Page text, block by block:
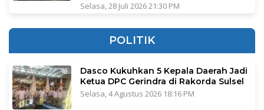
Selasa, 28 Juli 2026 21:30 PM
POLITIK
Dasco Kukuhkan 5 Kepala Daerah Jadi
Ketua DPC Gerindra di Rakorda Sulsel
Selasa, 4 Agustus 2026 18:16 PM